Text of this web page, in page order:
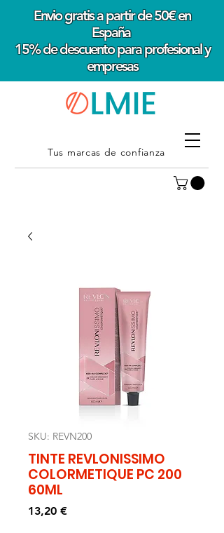
Envio gratis a partir de 50€ en
España
15% de descuento para profesional y
empresas
Tus marcas de confianza
SKU: REVN200
TINTE REVLONISSIMO
COLORMETIQUE PC 200
60ML
13,20 €Precio